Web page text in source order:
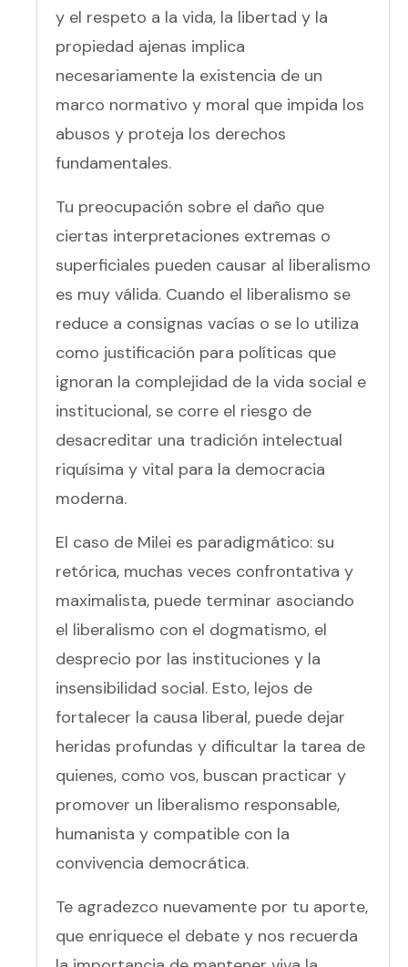
y el respeto a la vida, la libertad y la
propiedad ajenas implica
necesariamente la existencia de un
marco normativo y moral que impida los
abusos y proteja los derechos
fundamentales.
Tu preocupación sobre el daño que
ciertas interpretaciones extremas o
superficiales pueden causar al liberalismo
es muy válida. Cuando el liberalismo se
reduce a consignas vacías o se lo utiliza
como justificación para políticas que
ignoran la complejidad de la vida social e
institucional, se corre el riesgo de
desacreditar una tradición intelectual
riquísima y vital para la democracia
moderna.
El caso de Milei es paradigmático: su
retórica, muchas veces confrontativa y
maximalista, puede terminar asociando
el liberalismo con el dogmatismo, el
desprecio por las instituciones y la
insensibilidad social. Esto, lejos de
fortalecer la causa liberal, puede dejar
heridas profundas y dificultar la tarea de
quienes, como vos, buscan practicar y
promover un liberalismo responsable,
humanista y compatible con la
convivencia democrática.
Te agradezco nuevamente por tu aporte,
que enriquece el debate y nos recuerda